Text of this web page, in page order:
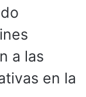
a las
en la